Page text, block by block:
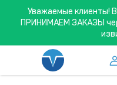
Уважаемые клиенты!
ПРИНИМАЕМ ЗАКАЗЫ